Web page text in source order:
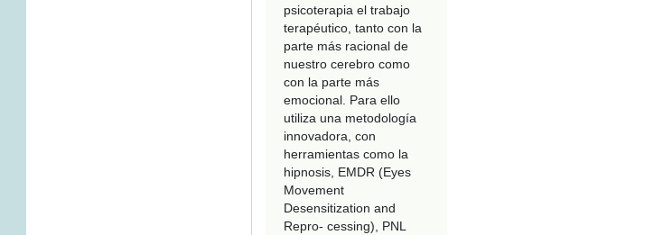
psicoterapia el trabajo
terapéutico, tanto con la
parte más racional de
nuestro cerebro como
con la parte más
emocional. Para ello
utiliza una metodología
innovadora, con
herramientas como la
hipnosis, EMDR (Eyes
Movement
Desensitization and
Repro- cessing), PNL